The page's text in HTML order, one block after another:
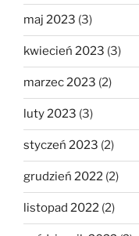
maj 2023 (3)
kwiecień 2023 (3)
marzec 2023 (2)
luty 2023 (3)
styczeń 2023 (2)
grudzień 2022 (2)
listopad 2022 (2)